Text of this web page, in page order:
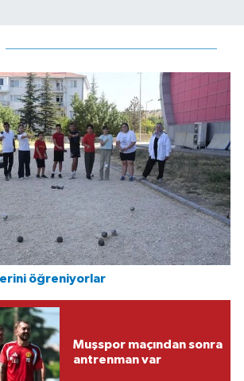
öğreniyorlar
Muşspor maçından sonra
antrenman var